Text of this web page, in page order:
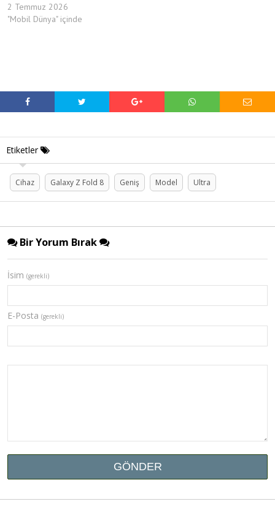
2 Temmuz 2026
"Mobil Dünya" içinde
Etiketler
Cihaz Galaxy Z Fold 8 Geniş Model Ultra
Bir Yorum Bırak
İsim (gerekli)
E-Posta (gerekli)